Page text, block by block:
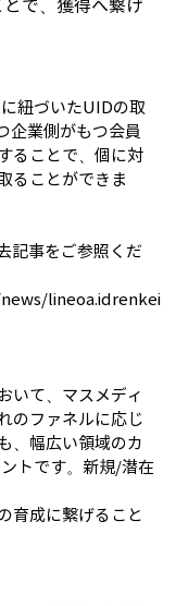
で、獲得へ繋げ
紐づいたUIDの取
企業側がもつ会員
ることで、個に対
ることができま
記事をご参照くだ
lineoa.idrenkei
いて、マスメディ
のファネルに応じ
、幅広い領域のカ
トです。新規/潜在
育成に繋げること